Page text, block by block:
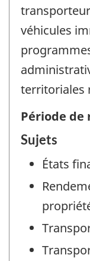
véhicules
territoriales
Période de
Sujets
États